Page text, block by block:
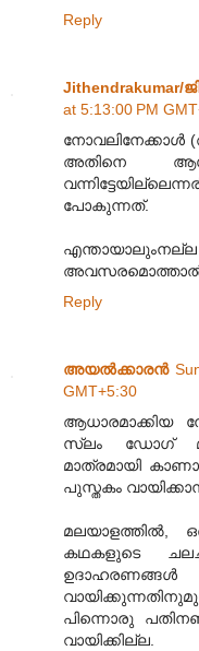
Reply
Jithendrakumar/
at 5:13:00 PM
നോവലിനേക്കാള്‍
അതിനെ
പോകുന്നത്‌.
Reply
അയല്‍ക്കാരന്‍
GMT+5:30
ആധാരമാക്കിയ
സ്ലം ഡോഗ്
മാത്രമായി
പുസ്തകം
മലയാളത്തില്‍,
കഥകളുടെ
പിന്നൊരു
വായിക്കില്ല.